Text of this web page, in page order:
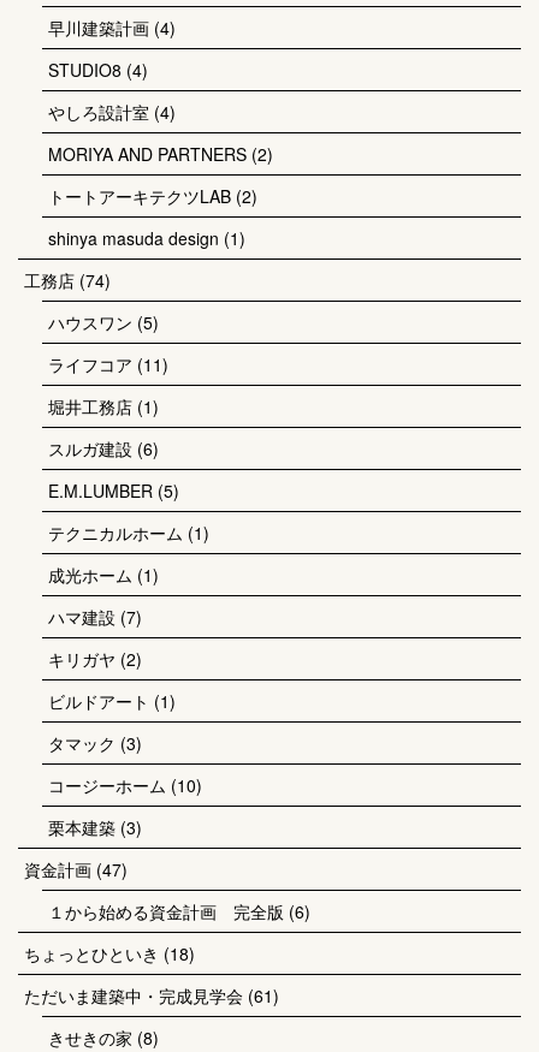
早川建築計画 (4)
STUDIO8 (4)
やしろ設計室 (4)
MORIYA AND PARTNERS (2)
トートアーキテクツLAB (2)
shinya masuda design (1)
工務店 (74)
ハウスワン (5)
ライフコア (11)
堀井工務店 (1)
スルガ建設 (6)
E.M.LUMBER (5)
テクニカルホーム (1)
成光ホーム (1)
ハマ建設 (7)
キリガヤ (2)
ビルドアート (1)
タマック (3)
コージーホーム (10)
栗本建築 (3)
資金計画 (47)
１から始める資金計画 完全版 (6)
ちょっとひといき (18)
ただいま建築中・完成見学会 (61)
きせきの家 (8)